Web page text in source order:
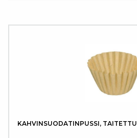
KAHVINSUODATINPUSSI, TAITETTU